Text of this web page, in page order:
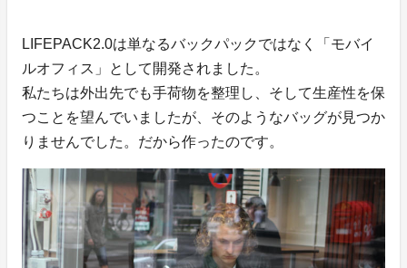
LIFEPACK2.0は単なるバックパックではなく「モバイ
ルオフィス」として開発されました。
私たちは外出先でも手荷物を整理し、そして生産性を保
つことを望んでいましたが、そのようなバッグが見つか
りませんでした。だから作ったのです。